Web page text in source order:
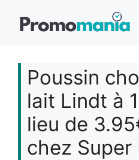
Poussin
lait Lindt à
lieu de
chez Super